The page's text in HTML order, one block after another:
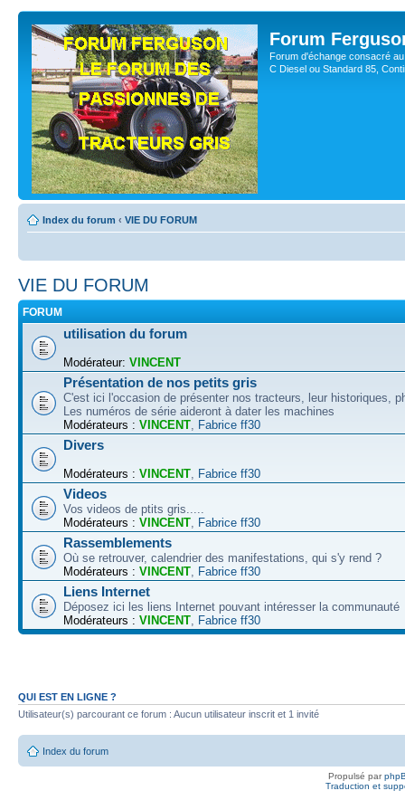
Forum
Forum d'échange consacré
C Diesel ou Standard 85,
Index du forum ‹ VIE DU FORUM
VIE DU FORUM
FORUM
utilisation du forum
Modérateur: VINCENT
Présentation de nos petits gris
C'est ici l'occasion de présenter nos tracteurs, leur historiques,
Les numéros de série aideront à dater les machines
Modérateurs : VINCENT, Fabrice ff30
Divers
Modérateurs : VINCENT, Fabrice ff30
Videos
Vos videos de ptits gris.....
Modérateurs : VINCENT, Fabrice ff30
Rassemblements
Où se retrouver, calendrier des manifestations, qui s'y rend ?
Modérateurs : VINCENT, Fabrice ff30
Liens Internet
Déposez ici les liens Internet pouvant intéresser la communauté
Modérateurs : VINCENT, Fabrice ff30
QUI EST EN LIGNE ?
Utilisateur(s) parcourant ce forum : Aucun utilisateur inscrit et 1 invité
Index du forum
Propulsé par
Traduction et